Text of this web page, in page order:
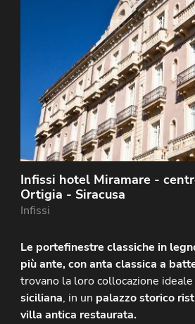
Infissi hotel Miramare -
Ortigia - Siracusa
Infissi
Le portefinestre classiche in
più ante, con anta classica a
trovano la loro collocazione
siciliana, in un palazzo storico
villa antica restaurata.